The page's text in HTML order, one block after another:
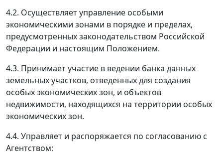
4.2. Осуществляет управление особыми
экономическими зонами в порядке и пределах,
предусмотренных законодательством Российской
Федерации и настоящим Положением.
4.3. Принимает участие в ведении банка данных
земельных участков, отведенных для создания
особых экономических зон, и объектов
недвижимости, находящихся на территории особых
экономических зон.
4.4. Управляет и распоряжается по согласованию с
Агентством: